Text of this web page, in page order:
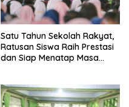
Satu Tahun Sekolah Rakyat,
Ratusan Siswa Raih Prestasi
dan Siap Menatap Masa